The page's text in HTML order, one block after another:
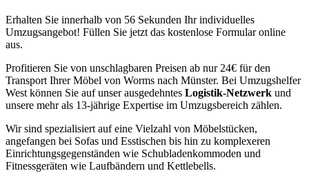
Erhalten Sie innerhalb von 56 Sekunden Ihr individuelles
Umzugsangebot! Füllen Sie jetzt das kostenlose Formular online
aus.
Profitieren Sie von unschlagbaren Preisen ab nur 24€ für den
Transport Ihrer Möbel von Worms nach Münster. Bei Umzugshelfer
West können Sie auf unser ausgedehntes Logistik-Netzwerk und
unsere mehr als 13-jährige Expertise im Umzugsbereich zählen.
Wir sind spezialisiert auf eine Vielzahl von Möbelstücken,
angefangen bei Sofas und Esstischen bis hin zu komplexeren
Einrichtungsgegenständen wie Schubladenkommoden und
Fitnessgeräten wie Laufbändern und Kettlebells.